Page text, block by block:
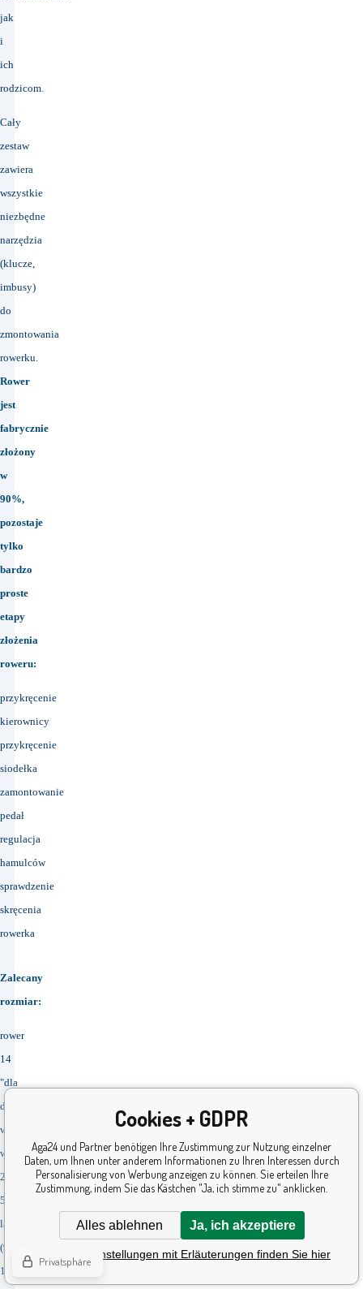
jak
i
ich
rodzicom.
Cały
zestaw
zawiera
wszystkie
niezbędne
narzędzia
(klucze,
imbusy)
do
zmontowania
rowerku.
Rower
jest
fabrycznie
złożony
w
90%,
pozostaje
tylko
bardzo
proste
etapy
złożenia
roweru:
przykręcenie
kierownicy
przykręcenie
siodełka
zamontowanie
pedał
regulacja
hamulców
sprawdzenie
skręcenia
rowerka
Zalecany
rozmiar:
rower
14
"dla
dzieci
w
wieku
2-
5
lat
(92-
105
Cookies + GDPR
Aga24 und Partner benötigen Ihre Zustimmung zur Nutzung einzelner
Daten, um Ihnen unter anderem Informationen zu Ihren Interessen durch
Personalisierung von Werbung anzeigen zu können. Sie erteilen Ihre
Zustimmung, indem Sie das Kästchen "Ja, ich stimme zu" anklicken.
Alles ablehnen Ja, ich akzeptiere
Detaillierte Einstellungen mit Erläuterungen finden Sie hier
Privatsphäre